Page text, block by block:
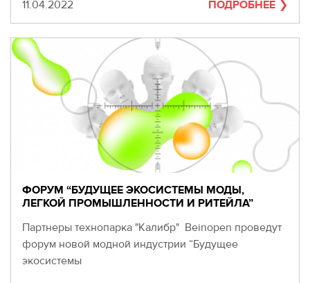
55
Москва,
СВАО,
ул.
Годовикова,
работы
9:00
18:00
Пн-
9:00
Дата
11.04.2022 ПОДРОБНЕЕ
ФОРУМ “БУДУЩЕЕ ЭКОСИСТЕМЫ МОДЫ,
ЛЕГКОЙ ПРОМЫШЛЕННОСТИ И РИТЕЙЛА”
Партнеры технопарка "Калибр" Beinopen проведут
форум новой модной индустрии “Будущее
экосистемы